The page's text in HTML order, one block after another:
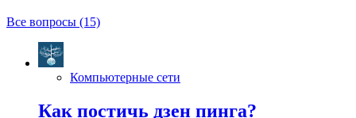
Все вопросы (15)
Компьютерные сети
Как постичь дзен пинга?